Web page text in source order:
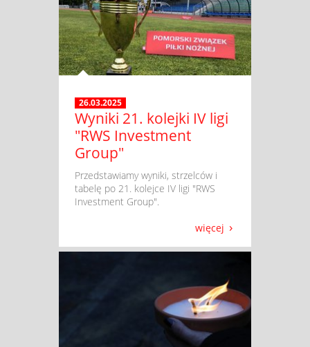
26.03.2025
Wyniki 21. kolejki IV ligi
"RWS Investment
Group"
​ Przedstawiamy wyniki, strzelców i
tabelę po 21. kolejce IV ligi "RWS
Investment Group".
więcej